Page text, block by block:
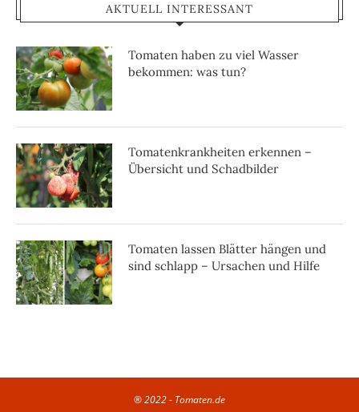
AKTUELL INTERESSANT
Tomaten haben zu viel Wasser
bekommen: was tun?
Tomatenkrankheiten erkennen –
Übersicht und Schadbilder
Tomaten lassen Blätter hängen und
sind schlapp – Ursachen und Hilfe
® 2022 - Tomaten.de